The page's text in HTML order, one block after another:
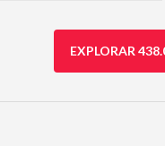
EXPLORAR